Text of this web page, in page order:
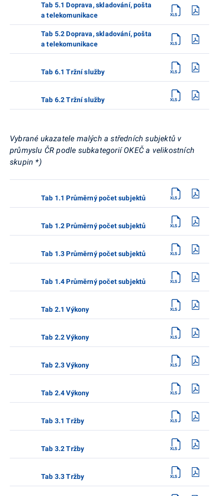
Tab 5.1 Doprava, skladování, pošta
a telekomunikace
Tab 5.2 Doprava, skladování, pošta
a telekomunikace
Tab 6.1 Tržní služby
Tab 6.2 Tržní služby
Vybrané ukazatele malých a středních subjektů v
průmyslu ČR podle subkategorií OKEČ a velikostních
skupin *)
Tab 1.1 Průměrný počet subjektů
Tab 1.2 Průměrný počet subjektů
Tab 1.3 Průměrný počet subjektů
Tab 1.4 Průměrný počet subjektů
Tab 2.1 Výkony
Tab 2.2 Výkony
Tab 2.3 Výkony
Tab 2.4 Výkony
Tab 3.1 Tržby
Tab 3.2 Tržby
Tab 3.3 Tržby